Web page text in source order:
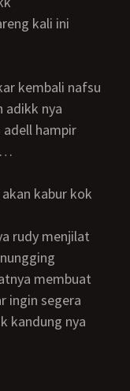
adikk nya
adell hampir
membuat
ingin segera
kandung nya